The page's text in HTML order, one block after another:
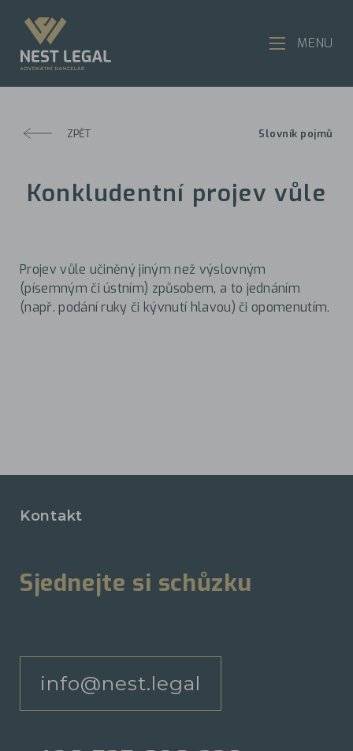
ZPĚT Slovník pojmů
Konkludentní projev vůle
Projev vůle učiněný jiným než výslovným
(písemným či ústním) způsobem, a to jednáním
(např. podání ruky či kývnutí hlavou) či opomenutím.
Kontakt
Sjednejte si schůzku
info@nest.legal
MENU